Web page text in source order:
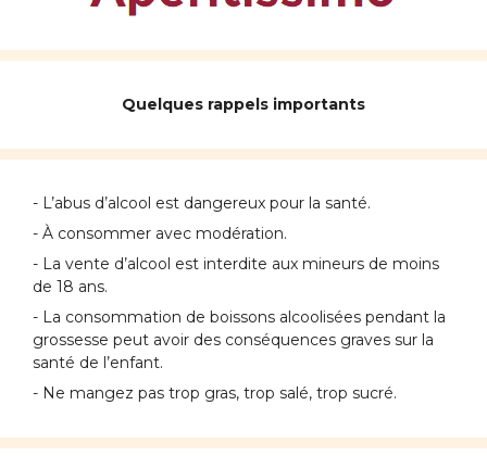
Quelques rappels importants
- L’abus d’alcool est dangereux pour la santé.
- À consommer avec modération.
- La vente d’alcool est interdite aux mineurs de moins
de 18 ans.
- La consommation de boissons alcoolisées pendant la
grossesse peut avoir des conséquences graves sur la
santé de l’enfant.
- Ne mangez pas trop gras, trop salé, trop sucré.